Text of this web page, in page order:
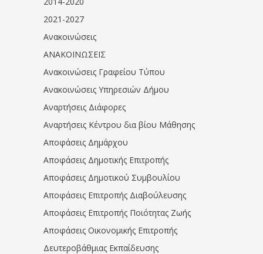
2021-2027
Ανακοινώσεις
ΑΝΑΚΟΙΝΩΣΕΙΣ
Ανακοινώσεις Γραφείου Τύπου
Ανακοινώσεις Υπηρεσιών Δήμου
Αναρτήσεις Διάφορες
Αναρτήσεις Κέντρου δια βίου Μάθησης
Αποφάσεις Δημάρχου
Αποφάσεις Δημοτικής Επιτροπής
Αποφάσεις Δημοτικού Συμβουλίου
Αποφάσεις Επιτροπής Διαβούλευσης
Αποφάσεις Επιτροπής Ποιότητας Ζωής
Αποφάσεις Οικονομικής Επιτροπής
Δευτεροβάθμιας Εκπαίδευσης